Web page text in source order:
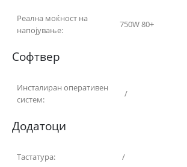
Реална моќност на
напојување:
750W 80+
Софтвер
Инсталиран оперативен
систем:
/
Додатоци
Тастатура:
/